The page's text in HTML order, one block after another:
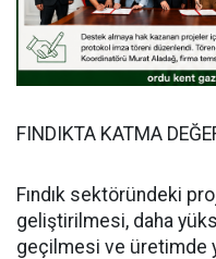
FINDIKTA KATMA
Fındık sektöründeki
geliştirilmesi, daha
geçilmesi ve üretimde